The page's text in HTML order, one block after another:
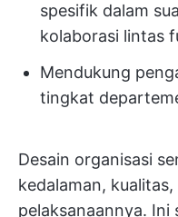
spesifik dalam
kolaborasi lintas
Mendukung
tingkat
Desain organisasi
kedalaman,
pelaksanaannya.